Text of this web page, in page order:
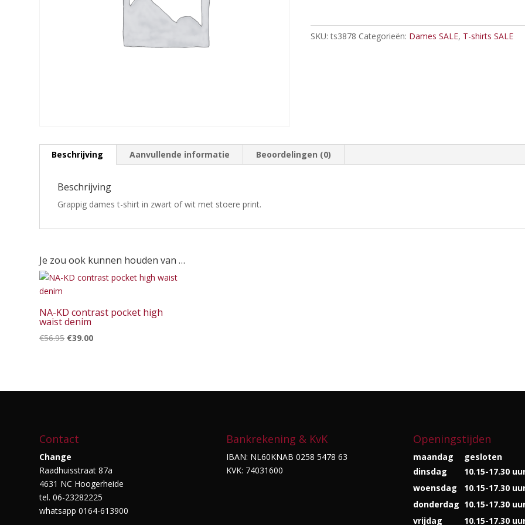
SKU:ts3878 Categorieën: Dames SALE, T-shirts SALE
Beschrijving Aanvullende informatie Beoordelingen (0)
Beschrijving
Grappig dames t-shirt in zwart of wit met stoere print.
Je zou ook kunnen houden van …
NA-KD contrast pocket high
waist denim
€56.95 Oorspronkelijke
€39.00Huidige
Contact
Change
Raadhuisstraat 87a
4631 NC Hoogerheide
tel. 06-23282225
whatsapp 0164-613900
Bankrekening & KvK
IBAN: NL60KNAB 0258 5478 63
KVK: 74031600
Openingstijden
maandag
gesloten
dinsdag
10.15-17.30
woensdag
10.15-17.30
donderdag 10.15-17.30
vrijdag
10.15-17.30